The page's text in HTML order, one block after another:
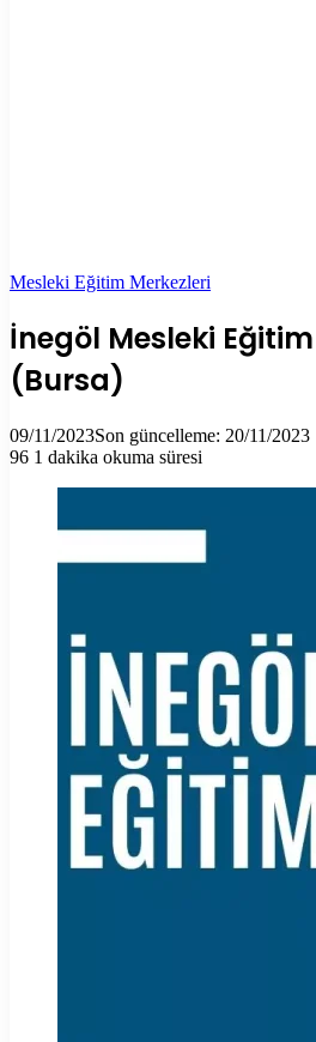
Mesleki Eğitim Merkezleri
İnegöl Mesleki
(Bursa)
09/11/2023Son güncelleme: 20/11/2023
96 1 dakika okuma süresi